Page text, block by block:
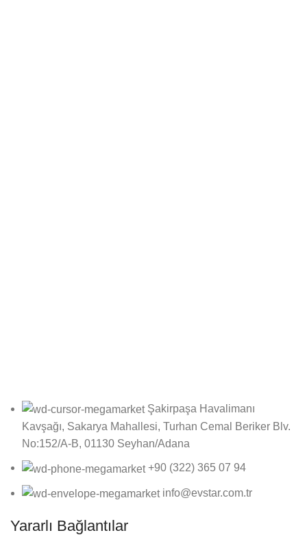
Şakirpaşa Havalimanı
Kavşağı, Sakarya Mahallesi, Turhan Cemal Beriker Blv.
No:152/A-B, 01130 Seyhan/Adana
+90 (322) 365 07 94
info@evstar.com.tr
Yararlı Bağlantılar